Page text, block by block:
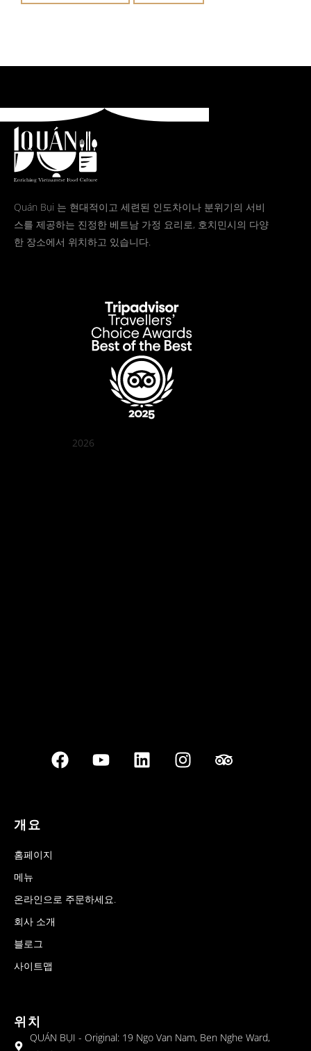
Quán Bụi 는 현대적이고 세련된 인도차이나 분위기의 서비
스를 제공하는 진정한 베트남 가정 요리로, 호치민시의 다양
한 장소에서 위치하고 있습니다.
2026
개요
홈페이지
메뉴
온라인으로 주문하세요.
회사 소개
블로그
사이트맵
위치
QUÁN BỤI - Original: 19 Ngo Van Nam, Ben Nghe Ward,